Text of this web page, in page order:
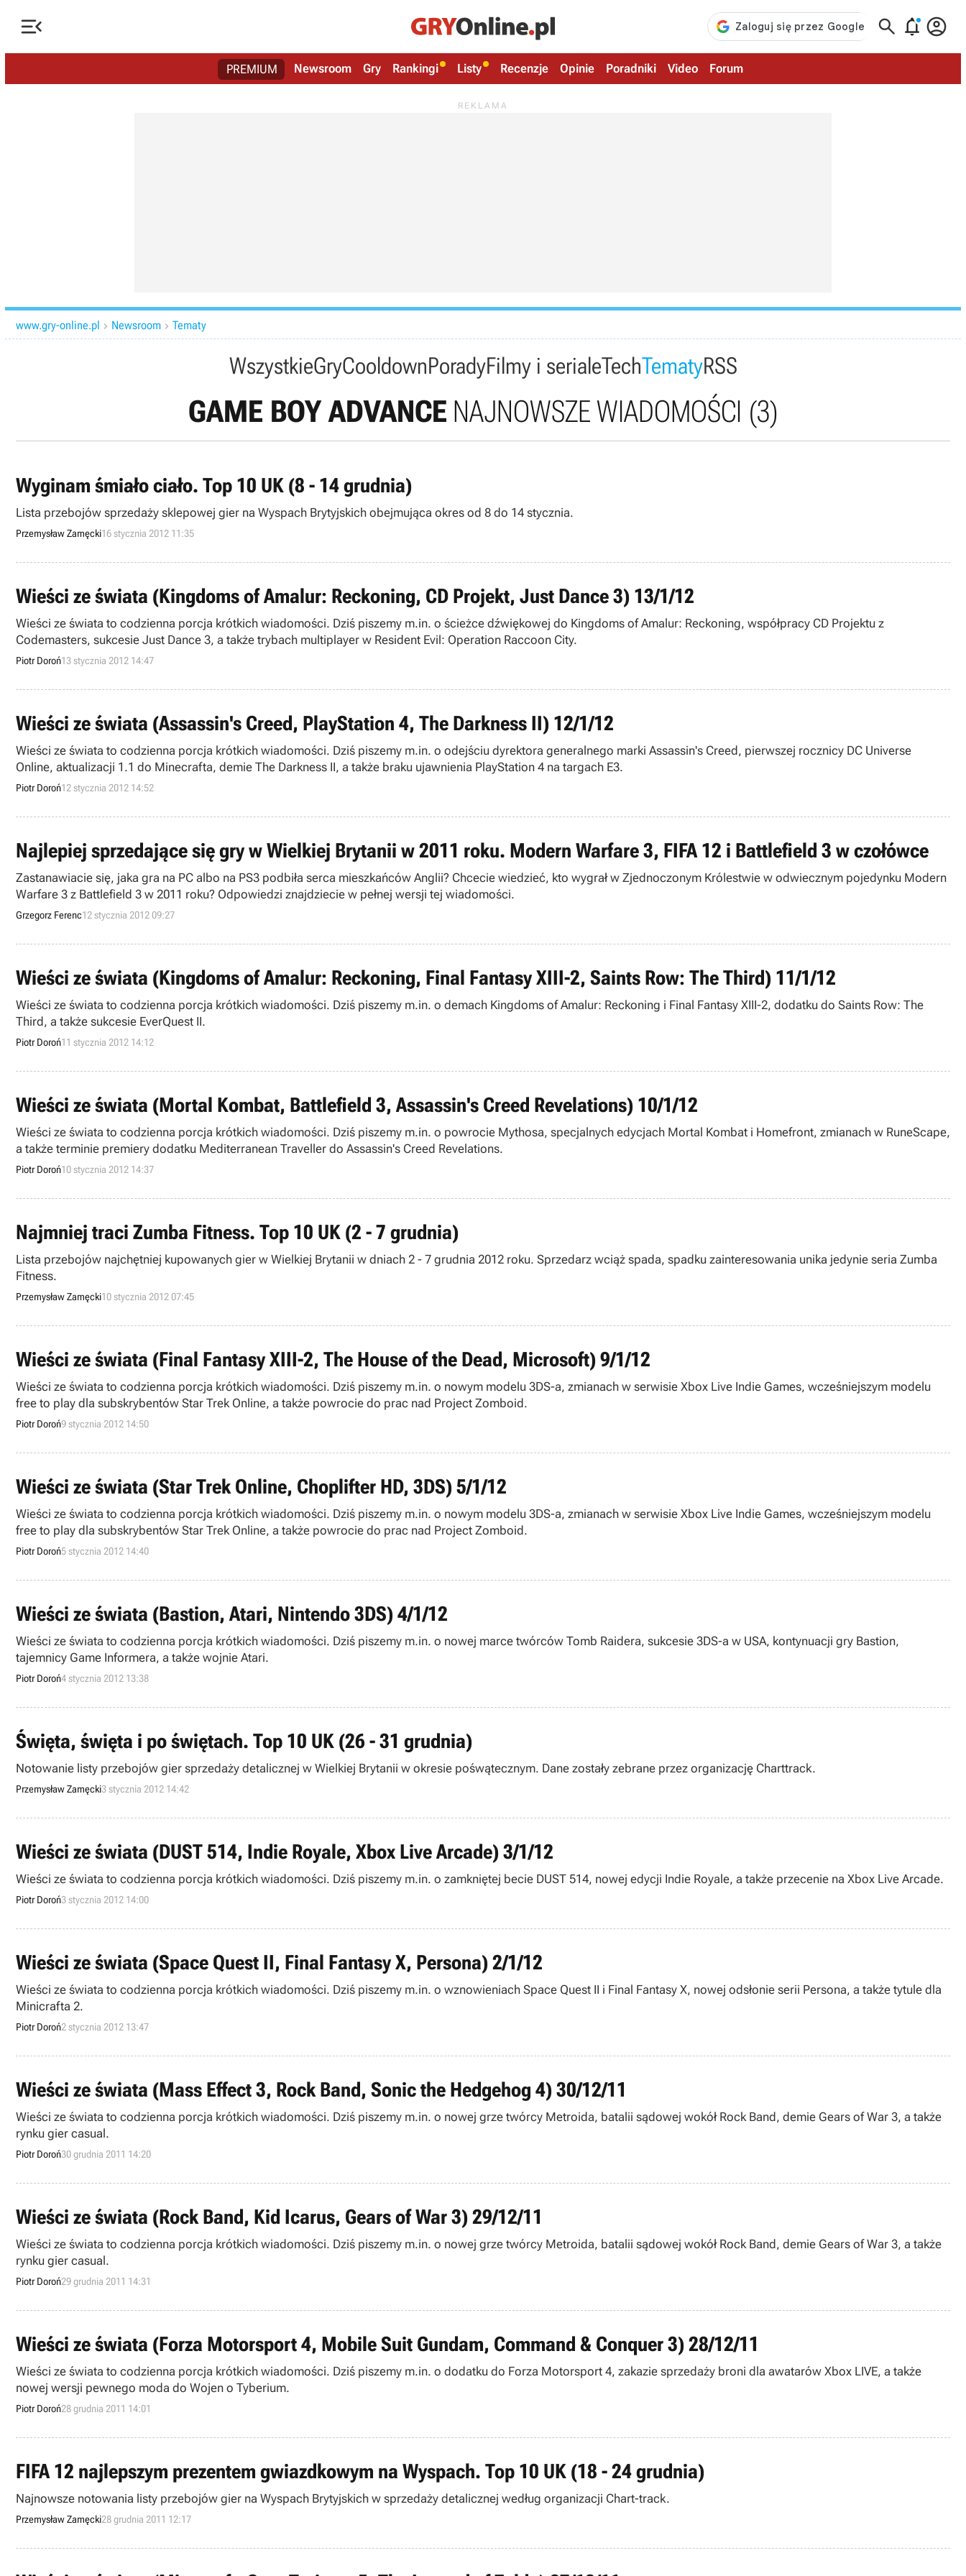
   
PREMIUM Newsroom Gry Rankingi Listy Recenzje Opinie Poradniki Video Forum
www.gry-online.pl  Newsroom  Tematy
WszystkieGryCooldownPoradyFilmy i serialeTechTematyRSS
GAME BOY ADVANCE NAJNOWSZE WIADOMOŚCI (3)
Wyginam śmiało ciało. Top 10 UK (8 - 14 grudnia)
Lista przebojów sprzedaży sklepowej gier na Wyspach Brytyjskich obejmująca okres od 8 do 14 stycznia.
Przemysław Zamęcki16 stycznia 2012 11:35
Wieści ze świata (Kingdoms of Amalur: Reckoning, CD Projekt, Just Dance 3) 13/1/12
Wieści ze świata to codzienna porcja krótkich wiadomości. Dziś piszemy m.in. o ścieżce dźwiękowej do Kingdoms of Amalur: Reckoning, współpracy CD Projektu z
Codemasters, sukcesie Just Dance 3, a także trybach multiplayer w Resident Evil: Operation Raccoon City.
Piotr Doroń13 stycznia 2012 14:47
Wieści ze świata (Assassin's Creed, PlayStation 4, The Darkness II) 12/1/12
Wieści ze świata to codzienna porcja krótkich wiadomości. Dziś piszemy m.in. o odejściu dyrektora generalnego marki Assassin's Creed, pierwszej rocznicy DC Universe
Online, aktualizacji 1.1 do Minecrafta, demie The Darkness II, a także braku ujawnienia PlayStation 4 na targach E3.
Piotr Doroń12 stycznia 2012 14:52
Najlepiej sprzedające się gry w Wielkiej Brytanii w 2011 roku. Modern Warfare 3, FIFA 12 i Battlefield 3 w czołówce
Zastanawiacie się, jaka gra na PC albo na PS3 podbiła serca mieszkańców Anglii? Chcecie wiedzieć, kto wygrał w Zjednoczonym Królestwie w odwiecznym pojedynku Modern
Warfare 3 z Battlefield 3 w 2011 roku? Odpowiedzi znajdziecie w pełnej wersji tej wiadomości.
Grzegorz Ferenc12 stycznia 2012 09:27
Wieści ze świata (Kingdoms of Amalur: Reckoning, Final Fantasy XIII-2, Saints Row: The Third) 11/1/12
Wieści ze świata to codzienna porcja krótkich wiadomości. Dziś piszemy m.in. o demach Kingdoms of Amalur: Reckoning i Final Fantasy XIII-2, dodatku do Saints Row: The
Third, a także sukcesie EverQuest II.
Piotr Doroń11 stycznia 2012 14:12
Wieści ze świata (Mortal Kombat, Battlefield 3, Assassin's Creed Revelations) 10/1/12
Wieści ze świata to codzienna porcja krótkich wiadomości. Dziś piszemy m.in. o powrocie Mythosa, specjalnych edycjach Mortal Kombat i Homefront, zmianach w RuneScape,
a także terminie premiery dodatku Mediterranean Traveller do Assassin's Creed Revelations.
Piotr Doroń10 stycznia 2012 14:37
Najmniej traci Zumba Fitness. Top 10 UK (2 - 7 grudnia)
Lista przebojów najchętniej kupowanych gier w Wielkiej Brytanii w dniach 2 - 7 grudnia 2012 roku. Sprzedarz wciąż spada, spadku zainteresowania unika jedynie seria Zumba
Fitness.
Przemysław Zamęcki10 stycznia 2012 07:45
Wieści ze świata (Final Fantasy XIII-2, The House of the Dead, Microsoft) 9/1/12
Wieści ze świata to codzienna porcja krótkich wiadomości. Dziś piszemy m.in. o nowym modelu 3DS-a, zmianach w serwisie Xbox Live Indie Games, wcześniejszym modelu
free to play dla subskrybentów Star Trek Online, a także powrocie do prac nad Project Zomboid.
Piotr Doroń9 stycznia 2012 14:50
Wieści ze świata (Star Trek Online, Choplifter HD, 3DS) 5/1/12
Wieści ze świata to codzienna porcja krótkich wiadomości. Dziś piszemy m.in. o nowym modelu 3DS-a, zmianach w serwisie Xbox Live Indie Games, wcześniejszym modelu
free to play dla subskrybentów Star Trek Online, a także powrocie do prac nad Project Zomboid.
Piotr Doroń5 stycznia 2012 14:40
Wieści ze świata (Bastion, Atari, Nintendo 3DS) 4/1/12
Wieści ze świata to codzienna porcja krótkich wiadomości. Dziś piszemy m.in. o nowej marce twórców Tomb Raidera, sukcesie 3DS-a w USA, kontynuacji gry Bastion,
tajemnicy Game Informera, a także wojnie Atari.
Piotr Doroń4 stycznia 2012 13:38
Święta, święta i po świętach. Top 10 UK (26 - 31 grudnia)
Notowanie listy przebojów gier sprzedaży detalicznej w Wielkiej Brytanii w okresie pośwątecznym. Dane zostały zebrane przez organizację Charttrack.
Przemysław Zamęcki3 stycznia 2012 14:42
Wieści ze świata (DUST 514, Indie Royale, Xbox Live Arcade) 3/1/12
Wieści ze świata to codzienna porcja krótkich wiadomości. Dziś piszemy m.in. o zamkniętej becie DUST 514, nowej edycji Indie Royale, a także przecenie na Xbox Live Arcade.
Piotr Doroń3 stycznia 2012 14:00
Wieści ze świata (Space Quest II, Final Fantasy X, Persona) 2/1/12
Wieści ze świata to codzienna porcja krótkich wiadomości. Dziś piszemy m.in. o wznowieniach Space Quest II i Final Fantasy X, nowej odsłonie serii Persona, a także tytule dla
Minicrafta 2.
Piotr Doroń2 stycznia 2012 13:47
Wieści ze świata (Mass Effect 3, Rock Band, Sonic the Hedgehog 4) 30/12/11
Wieści ze świata to codzienna porcja krótkich wiadomości. Dziś piszemy m.in. o nowej grze twórcy Metroida, batalii sądowej wokół Rock Band, demie Gears of War 3, a także
rynku gier casual.
Piotr Doroń30 grudnia 2011 14:20
Wieści ze świata (Rock Band, Kid Icarus, Gears of War 3) 29/12/11
Wieści ze świata to codzienna porcja krótkich wiadomości. Dziś piszemy m.in. o nowej grze twórcy Metroida, batalii sądowej wokół Rock Band, demie Gears of War 3, a także
rynku gier casual.
Piotr Doroń29 grudnia 2011 14:31
Wieści ze świata (Forza Motorsport 4, Mobile Suit Gundam, Command & Conquer 3) 28/12/11
Wieści ze świata to codzienna porcja krótkich wiadomości. Dziś piszemy m.in. o dodatku do Forza Motorsport 4, zakazie sprzedaży broni dla awatarów Xbox LIVE, a także
nowej wersji pewnego moda do Wojen o Tyberium.
Piotr Doroń28 grudnia 2011 14:01
FIFA 12 najlepszym prezentem gwiazdkowym na Wyspach. Top 10 UK (18 - 24 grudnia)
Najnowsze notowania listy przebojów gier na Wyspach Brytyjskich w sprzedaży detalicznej według organizacji Chart-track.
Przemysław Zamęcki28 grudnia 2011 12:17